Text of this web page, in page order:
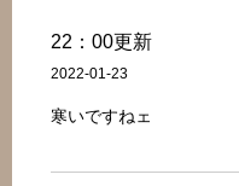
22：00更新
2022-01-23
寒いですねェ